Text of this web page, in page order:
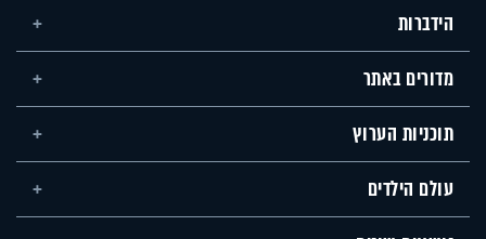
הידברות
מדורים באתר
תוכניות הערוץ
עולם הילדים